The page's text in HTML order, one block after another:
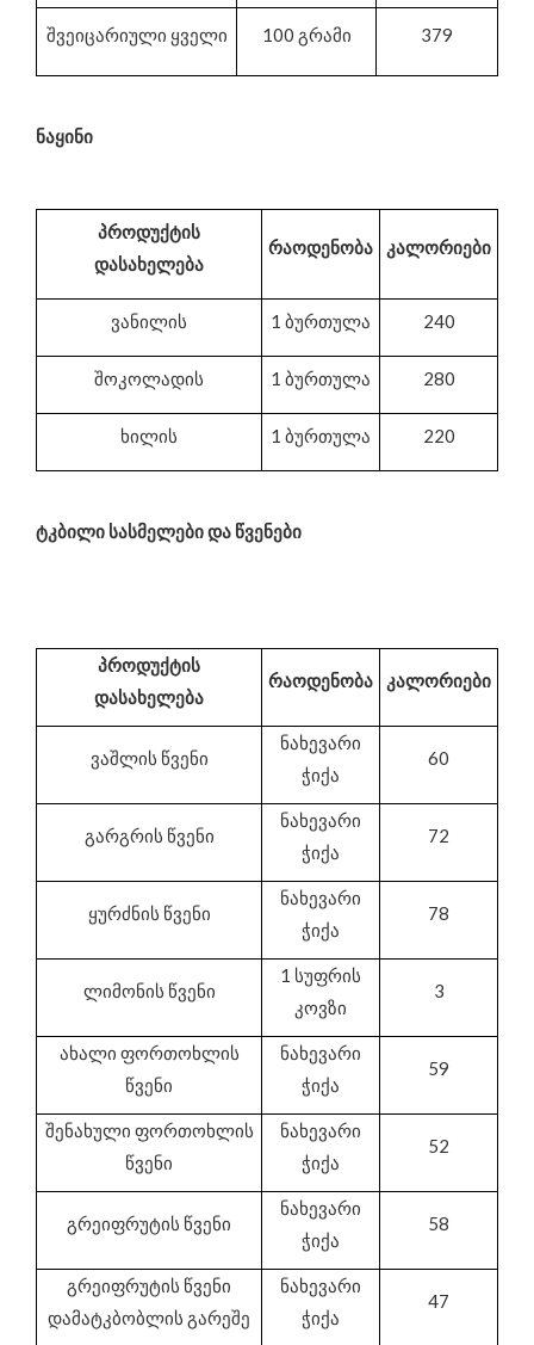
შვეიცარიული ყველი 100 გრამი 379
ნაყინი
პროდუქტის
დასახელება
რაოდენობა კალორიები
ვანილის 1 ბურთულა 240
შოკოლადის 1 ბურთულა 280
ხილის 1 ბურთულა 220
ტკბილი სასმელები და წვენები
პროდუქტის
დასახელება
რაოდენობა კალორიები
ვაშლის წვენი
ნახევარი
ჭიქა
60
გარგრის წვენი
ნახევარი
ჭიქა
72
ყურძნის წვენი
ნახევარი
ჭიქა
78
ლიმონის წვენი
1 სუფრის
კოვზი
3
ახალი ფორთოხლის
წვენი
ნახევარი
ჭიქა
59
შენახული ფორთოხლის
წვენი
ნახევარი
ჭიქა
52
გრეიფრუტის წვენი
ნახევარი
ჭიქა
58
გრეიფრუტის წვენი
დამატკბობლის გარეშე
ნახევარი
ჭიქა
47